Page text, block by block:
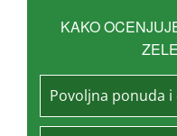
KAKO
Povoljna ponuda i